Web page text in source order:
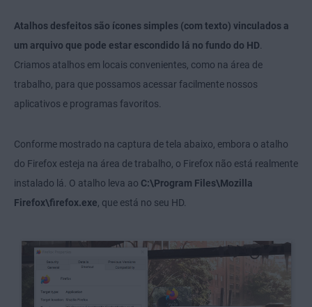
Atalhos desfeitos são ícones simples (com texto) vinculados a
um arquivo que pode estar escondido lá no fundo do HD.
Criamos atalhos em locais convenientes, como na área de
trabalho, para que possamos acessar facilmente nossos
aplicativos e programas favoritos.
Conforme mostrado na captura de tela abaixo, embora o atalho
do Firefox esteja na área de trabalho, o Firefox não está realmente
instalado lá. O atalho leva ao C:\Program Files\Mozilla
Firefox\firefox.exe, que está no seu HD.